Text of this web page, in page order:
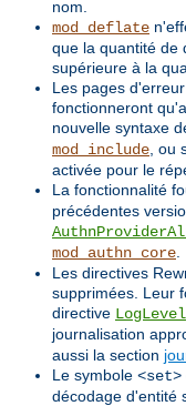
nom.
mod_deflate
que la quantité de
supérieure à la
Les pages
fonctionneront
nouvelle syntaxe
mod_include , ou
activée pour le
La fonctionnalité
précédentes
mod_authn_core
Les directives
supprimées. Leur
directive LogLevel
journalisation
aussi la section
Le symbole <set>
décodage d'entité